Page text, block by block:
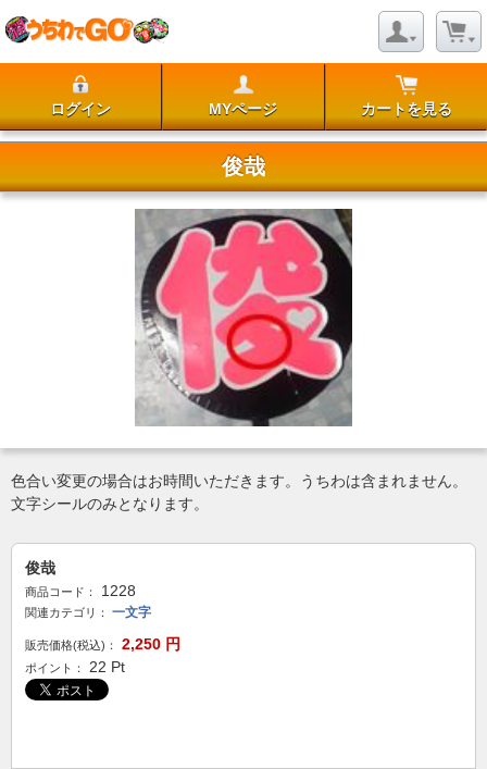
ログイン MYページ カートを見る
俊哉
色合い変更の場合はお時間いただきます。うちわは含まれません。
文字シールのみとなります。
俊哉
商品コード： 1228
関連カテゴリ： 一文字
販売価格(税込)： 2,250 円
ポイント： 22 Pt